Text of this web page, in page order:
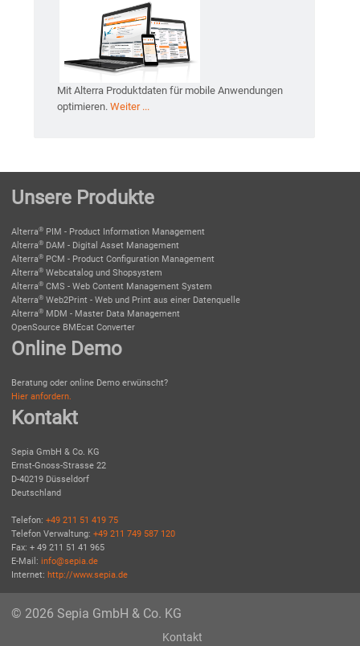
Mit Alterra Produktdaten für mobile Anwendungen
optimieren. Weiter ...
Unsere Produkte
Alterra® PIM - Product Information Management
Alterra® DAM - Digital Asset Management
Alterra® PCM - Product Configuration Management
Alterra® Webcatalog und Shopsystem
Alterra® CMS - Web Content Management System
Alterra® Web2Print - Web und Print aus einer Datenquelle
Alterra® MDM - Master Data Management
OpenSource BMEcat Converter
Online Demo
Beratung oder online Demo erwünscht?
Hier anfordern.
Kontakt
Sepia GmbH & Co. KG
Ernst-Gnoss-Strasse 22
D-40219 Düsseldorf
Deutschland
Telefon: +49 211 51 419 75
Telefon Verwaltung: +49 211 749 587 120
Fax: + 49 211 51 41 965
E-Mail: info@sepia.de
Internet: http://www.sepia.de
© 2026 Sepia GmbH & Co. KG
Kontakt